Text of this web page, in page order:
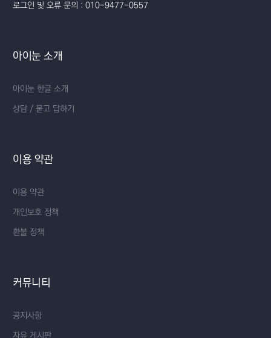
로그인 및 오류 문의 : 010-9477-0557
아이눈 소개
아이눈 한글 소개
상담 / 묻고 답하기
이용 약관
이용 약관
개인보호 정책
환불 정책
커뮤니티
공지사항
자유 게시판